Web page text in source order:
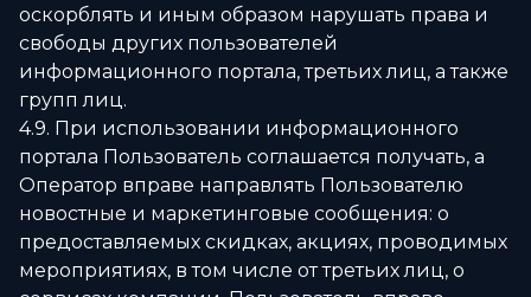
оскорблять и иным образом нарушать права и
свободы других пользователей
информационного портала, третьих лиц, а также
групп лиц.
4.9. При использовании информационного
портала Пользователь соглашается получать, а
Оператор вправе направлять Пользователю
новостные и маркетинговые сообщения: о
предоставляемых скидках, акциях, проводимых
мероприятиях, в том числе от третьих лиц, о